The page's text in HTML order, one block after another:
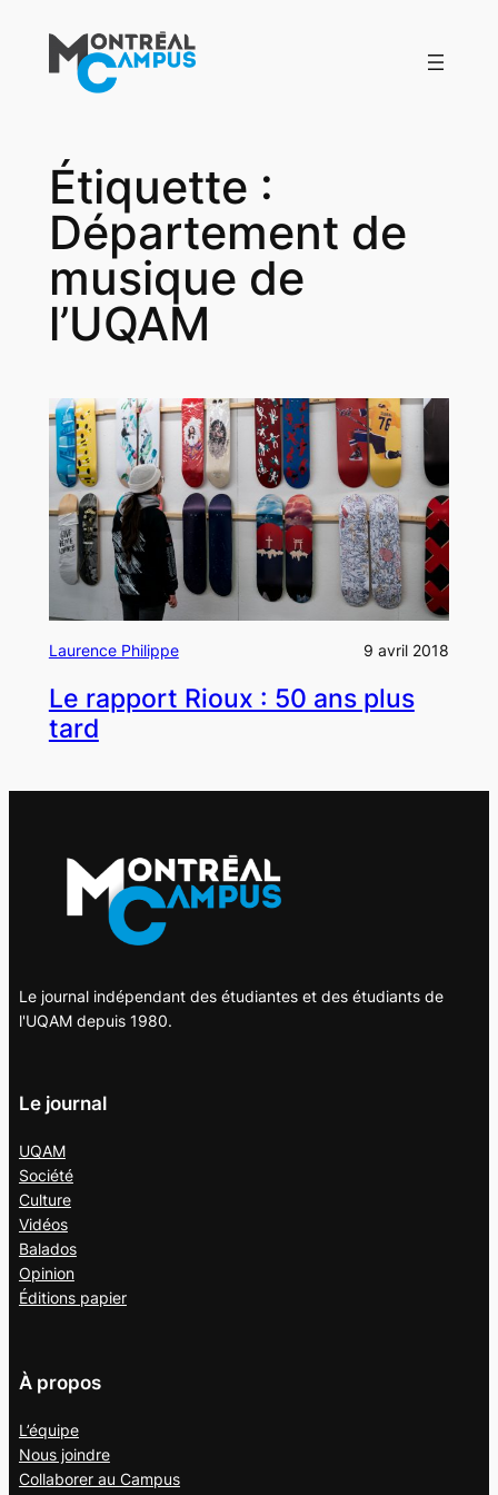
contenu
Étiquette :
Département de
musique de
l’UQAM
Laurence Philippe 9 avril 2018
Le rapport Rioux : 50 ans plus
tard
Le journal indépendant des étudiantes et des étudiants de
l'UQAM depuis 1980.
Le journal
UQAM
Société
Culture
Vidéos
Balados
Opinion
Éditions papier
À propos
L’équipe
Nous joindre
Collaborer au Campus